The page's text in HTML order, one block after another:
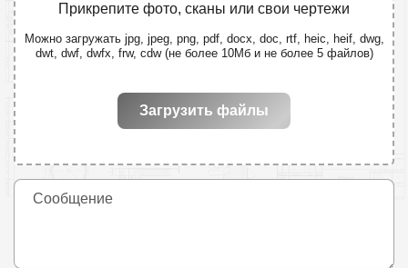
Прикрепите фото, сканы или свои чертежи
Можно загружать jpg, jpeg, png, pdf, docx, doc, rtf, heic, heif, dwg,
dwt, dwf, dwfx, frw, cdw (не более 10Мб и не более 5 файлов)
Загрузить файлы